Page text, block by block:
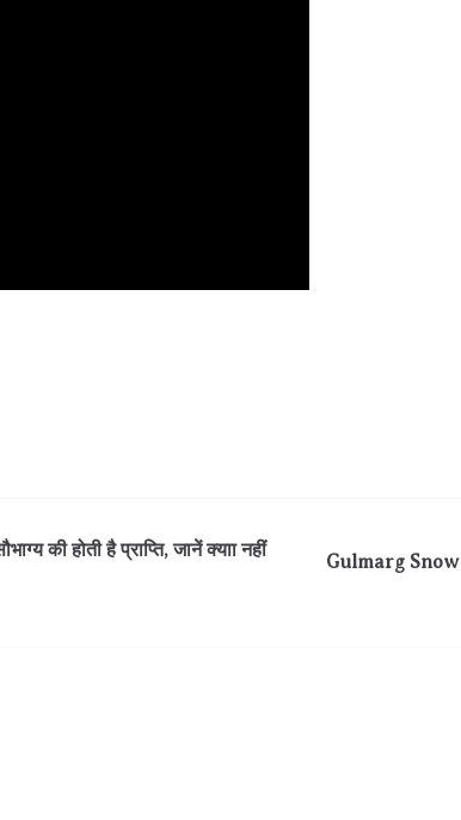
की होती है प्राप्ति, जानें क्याा नहीं
Gulmarg Snow